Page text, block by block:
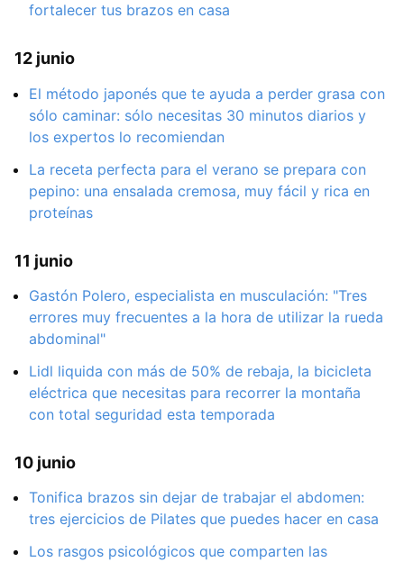
fortalecer tus brazos en casa
12 junio
El método japonés que te ayuda a perder grasa con
sólo caminar: sólo necesitas 30 minutos diarios y
los expertos lo recomiendan
La receta perfecta para el verano se prepara con
pepino: una ensalada cremosa, muy fácil y rica en
proteínas
11 junio
Gastón Polero, especialista en musculación: "Tres
errores muy frecuentes a la hora de utilizar la rueda
abdominal"
Lidl liquida con más de 50% de rebaja, la bicicleta
eléctrica que necesitas para recorrer la montaña
con total seguridad esta temporada
10 junio
Tonifica brazos sin dejar de trabajar el abdomen:
tres ejercicios de Pilates que puedes hacer en casa
Los rasgos psicológicos que comparten las